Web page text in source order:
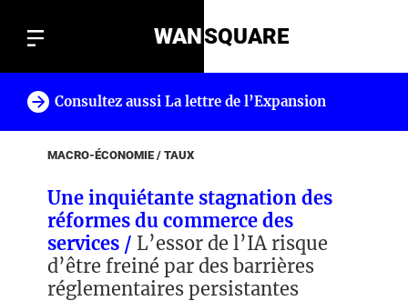
WANSQUARE
Consultez aussi La lettre de l’Expansion
MACRO-ÉCONOMIE / TAUX
Une inquiétante stagnation des
réformes du commerce des
services / L’essor de l’IA risque
d’être freiné par des barrières
réglementaires persistantes